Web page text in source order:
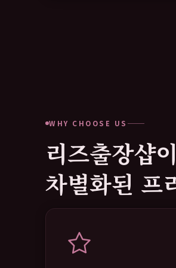
WHY CHOOSE US
리즈출장샵
차별화된 프